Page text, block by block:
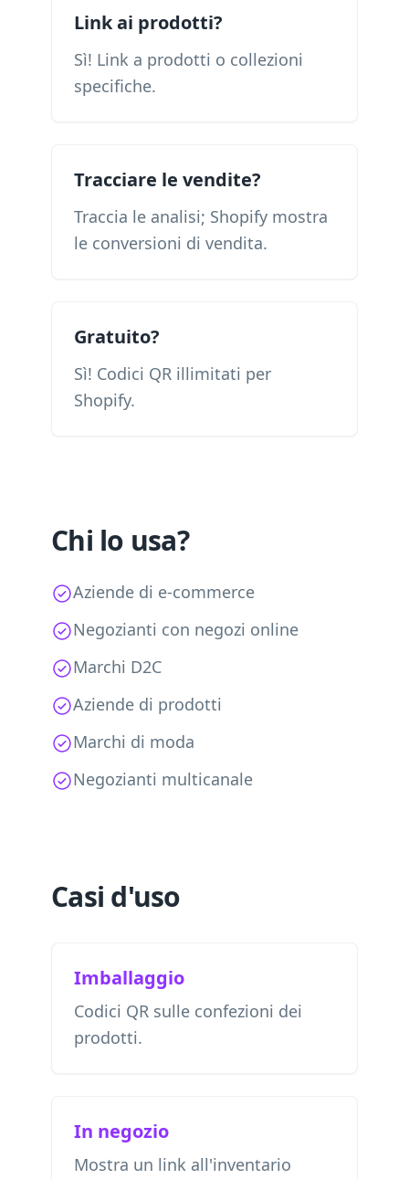
Link ai prodotti?
Sì! Link a prodotti o collezioni
specifiche.
Tracciare le vendite?
Traccia le analisi; Shopify mostra
le conversioni di vendita.
Gratuito?
Sì! Codici QR illimitati per
Shopify.
Chi lo usa?
Aziende di e-commerce
Negozianti con negozi online
Marchi D2C
Aziende di prodotti
Marchi di moda
Negozianti multicanale
Casi d'uso
Imballaggio
Codici QR sulle confezioni dei
prodotti.
In negozio
Mostra un link all'inventario